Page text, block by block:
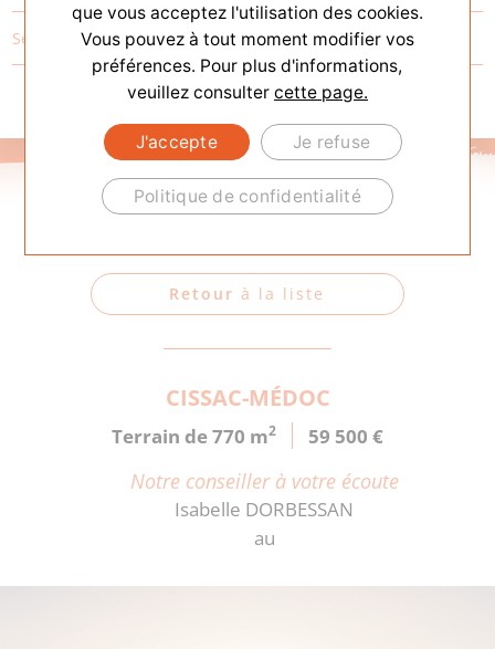
ACCUEIL . CISSAC-MÉDOC
Retour à la liste
CISSAC-MÉDOC
Terrain de 770 m2 59 500 €
Notre conseiller à votre écoute
Isabelle DORBESSAN
au
que vous acceptez l'utilisation des cookies.
Vous pouvez à tout moment modifier vos
préférences. Pour plus d'informations,
veuillez consulter cette page.
J'accepte Je refuse
Politique de confidentialité